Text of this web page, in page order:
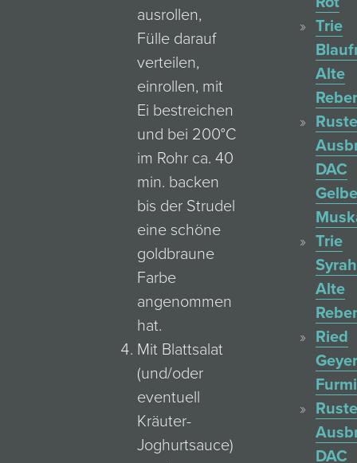
ausrollen,
Fülle darauf
verteilen,
einrollen, mit
Ei bestreichen
und bei 200°C
im Rohr ca. 40
min. backen
bis der Strudel
eine schöne
goldbraune
Farbe
angenommen
hat.
Mit Blattsalat
(und/oder
eventuell
Kräuter-
Joghurtsauce)
Trie
Alte
DAC
Trie
Syrah
Alte
Ried
DAC